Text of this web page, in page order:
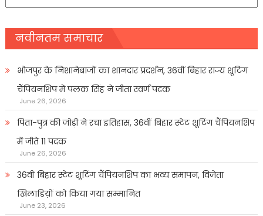
नवीनतम समाचार
भोजपुर के निशानेबाजों का शानदार प्रदर्शन, 36वीं बिहार राज्य शूटिंग
चैंपियनशिप में पलक सिंह ने जीता स्वर्ण पदक
June 26, 2026
पिता-पुत्र की जोड़ी ने रचा इतिहास, 36वीं बिहार स्टेट शूटिंग चैंपियनशिप
में जीते 11 पदक
June 26, 2026
36वीं बिहार स्टेट शूटिंग चैंपियनशिप का भव्य समापन, विजेता
खिलाडिय़ों को किया गया सम्मानित
June 23, 2026